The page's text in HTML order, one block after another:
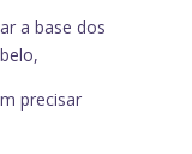
a base dos
precisar